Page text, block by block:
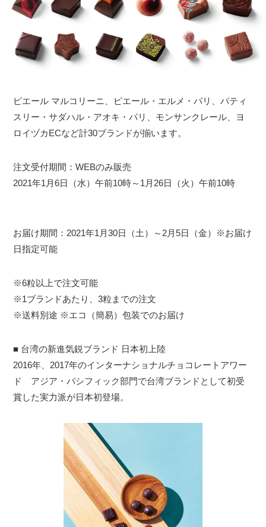
ピエール マルコリーニ、ピエール・エルメ・パリ、パティ
スリー・サダハル・アオキ・パリ、モンサンクレール、ヨ
ロイヅカECなど計30ブランドが揃います。
注文受付期間：WEBのみ販売
2021年1月6日（水）午前10時～1月26日（火）午前10時
お届け期間：2021年1月30日（土）～2月5日（金）※お届け
日指定可能
※6粒以上で注文可能
※1ブランドあたり、3粒までの注文
※送料別途 ※エコ（簡易）包装でのお届け
■ 台湾の新進気鋭ブランド 日本初上陸
2016年、2017年のインターナショナルチョコレートアワー
ド アジア・パシフィック部門で台湾ブランドとして初受
賞した実力派が日本初登場。